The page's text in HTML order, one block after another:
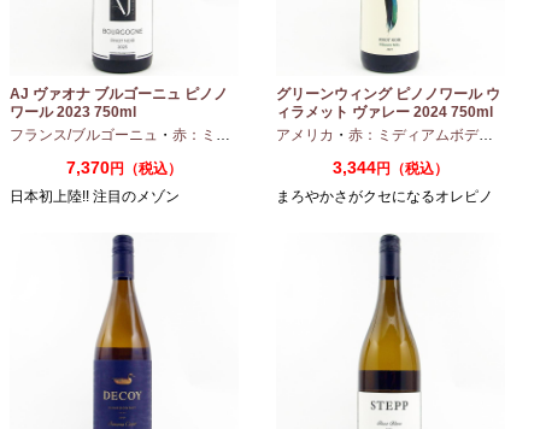
AJ ヴァオナ ブルゴーニュ ピノノ
ワール 2023 750ml
フランス/ブルゴーニュ ・ 赤：ミディアムボディ ・ ピノノワール
7,370円（税込）
日本初上陸!! 注目のメゾン
グリーンウィング ピノノワール ウ
ィラメット ヴァレー 2024 750ml
アメリカ ・ 赤：ミディアムボディ
3,344円（税込）
まろやかさがクセになるオレピノ